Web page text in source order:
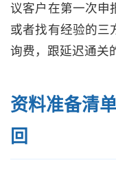
议客户在第一次申
或者找有经验的三
询费，跟延迟通关
资料准备清
回